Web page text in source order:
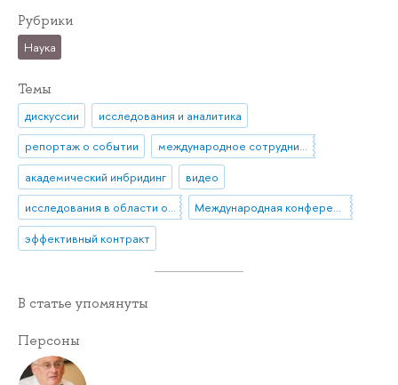
Рубрики
Наука
Темы
дискуссии
исследования и аналитика
репортаж о событии
международное сотрудничество
академический инбридинг
видео
исследования в области образования
Международная конференция
эффективный контракт
В статье упомянуты
Персоны